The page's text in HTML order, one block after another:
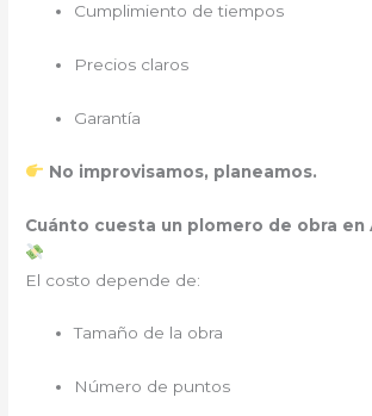
Cumplimiento de tiempos
Precios claros
Garantía
No improvisamos, planeamos.
Cuánto cuesta un plomero de obra en
El costo depende de:
Tamaño de la obra
Número de puntos